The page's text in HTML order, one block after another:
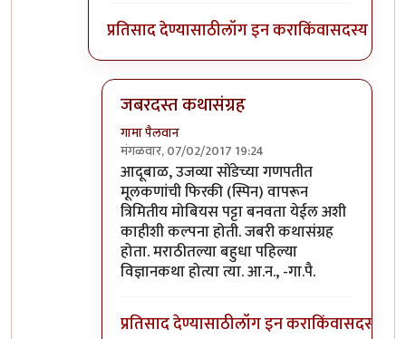
प्रतिसाद देण्यासाठीलॉग इन कराकिंवासदस्य व्हा
जबरदस्त कथासंग्रह
गामा पैलवान
मंगळवार, 07/02/2017 19:24
In reply toयक्षांची देणगी या कथासंग्रहात
आदूबाळ, उजव्या सोंडेच्या गणपतीत
मूलकणांची फिरकी (स्पिन) वापरून
त्रिमितीय मोबियस पट्टा बनवता येईल अशी
काहीशी कल्पना होती. जबरी कथासंग्रह
होता. मराठीतल्या बहुधा पहिल्या
विज्ञानकथा होत्या त्या. आ.न., -गा.पै.
प्रतिसाद देण्यासाठीलॉग इन कराकिंवासदस्य व्हा